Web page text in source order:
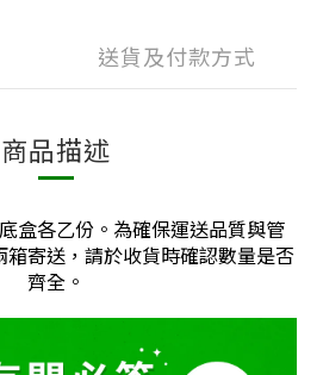
送貨及付款方式
商品描述
盒各乙份。為確保運送品質與管
寄送，請於收貨時確認數量是否
齊全。